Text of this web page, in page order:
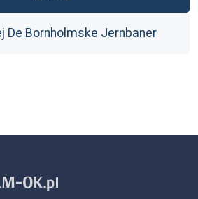
De Bornholmske Jernbaner